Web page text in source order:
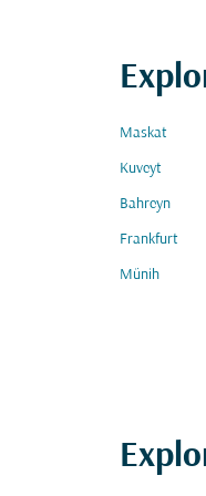
Maskat
Kuveyt
Bahreyn
Frankfurt
Münih